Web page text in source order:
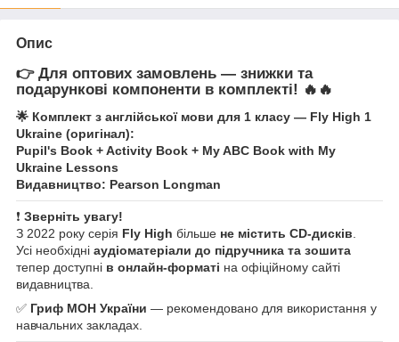
Опис
👉 Для оптових замовлень — знижки та
подарункові компоненти в комплекті! 🔥🔥
🌟 Комплект з англійської мови для 1 класу — Fly High 1
Ukraine (оригінал):
Pupil's Book + Activity Book + My ABC Book with My
Ukraine Lessons
Видавництво: Pearson Longman
❗ Зверніть увагу!
З 2022 року серія Fly High більше не містить CD-дисків
Усі необхідні аудіоматеріали до підручника та зошита
тепер доступні в онлайн-форматі на офіційному сайті
видавництва.
✅ Гриф МОН України — рекомендовано для використання у
навчальних закладах.